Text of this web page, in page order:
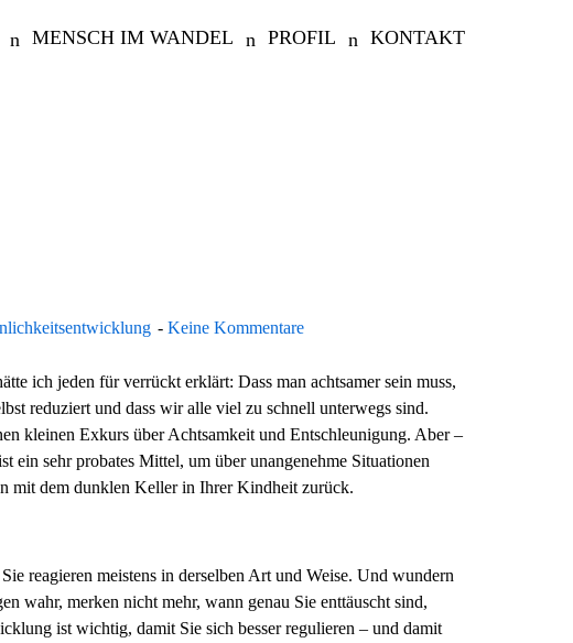
MENSCH IM WANDEL PROFIL KONTAKT
Keine Kommentare
ich jeden für verrückt erklärt: Dass man achtsamer sein muss,
reduziert und dass wir alle viel zu schnell unterwegs sind.
kleinen Exkurs über Achtsamkeit und Entschleunigung. Aber –
ein sehr probates Mittel, um über unangenehme Situationen
mit dem dunklen Keller in Ihrer Kindheit zurück.
reagieren meistens in derselben Art und Weise. Und wundern
wahr, merken nicht mehr, wann genau Sie enttäuscht sind,
ist wichtig, damit Sie sich besser regulieren – und damit